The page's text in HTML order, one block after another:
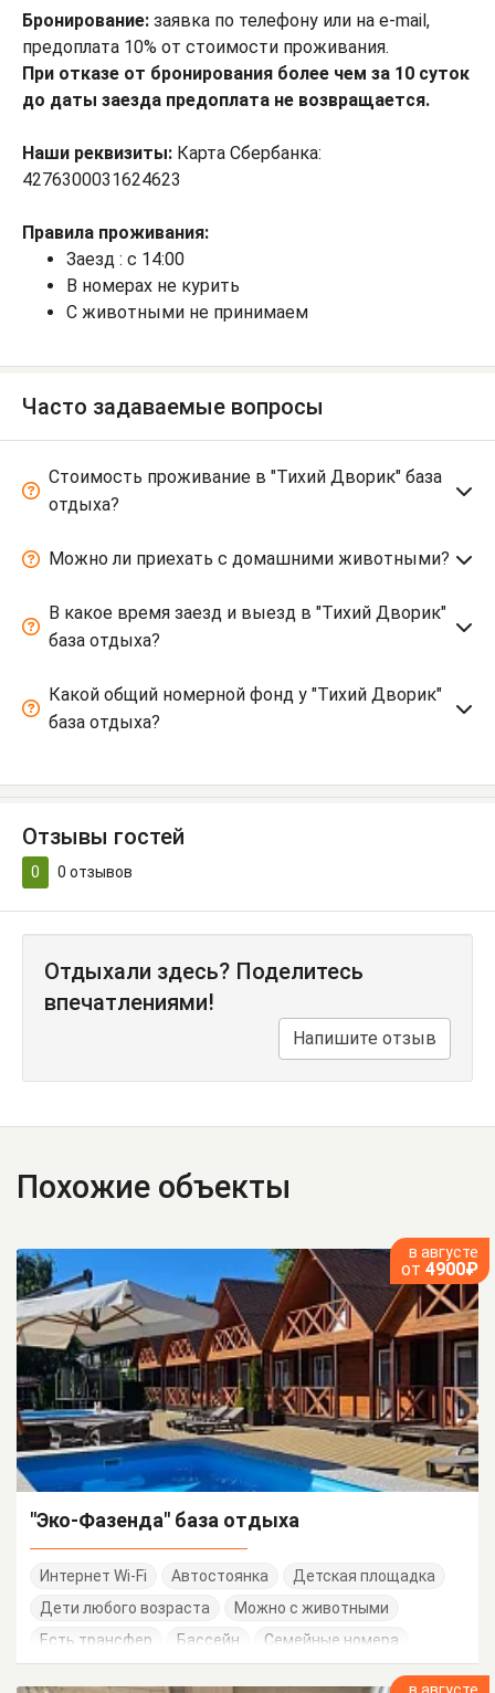
Бронирование: заявка по телефону или на e-mail,
предоплата 10% от стоимости проживания.
При отказе от бронирования более чем за 10 суток
до даты заезда предоплата не возвращается.
Наши реквизиты: Карта Сбербанка:
4276300031624623
Правила проживания:
Заезд : с 14:00
В номерах не курить
С животными не принимаем
Часто задаваемые вопросы
Стоимость проживание в "Тихий Дворик" база
отдыха?
Можно ли приехать с домашними животными?
В какое время заезд и выезд в "Тихий Дворик"
база отдыха?
Какой общий номерной фонд у "Тихий Дворик"
база отдыха?
Отзывы гостей
0 0 отзывов
Отдыхали здесь? Поделитесь
впечатлениями!
Напишите отзыв
Похожие объекты
в августе
от 4900₽
"Эко-Фазенда" база отдыха
Интернет Wi-Fi Автостоянка
Детская площадка
Дети любого возраста
Можно с животными
Есть трансфер
Бассейн Семейные номера